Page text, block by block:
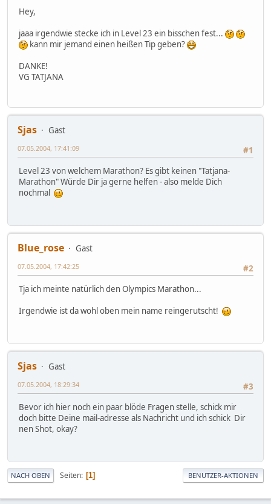
Hey,
jaaa irgendwie stecke ich in Level 23 ein bisschen fest...
kann mir jemand einen heißen Tip geben?
DANKE!
VG TATJANA
Sjas
Gast
#1
07.05.2004, 17:41:09
Level 23 von welchem Marathon? Es gibt keinen "Tatjana-
Marathon" Würde Dir ja gerne helfen - also melde Dich
nochmal
Blue_rose
Gast
#2
07.05.2004, 17:42:25
Tja ich meinte natürlich den Olympics Marathon...
Irgendwie ist da wohl oben mein name reingerutscht!
Sjas
Gast
#3
07.05.2004, 18:29:34
Bevor ich hier noch ein paar blöde Fragen stelle, schick mir
doch bitte Deine mail-adresse als Nachricht und ich schick Dir
nen Shot, okay?
NACH OBEN Seiten 1 BENUTZER-AKTIONEN